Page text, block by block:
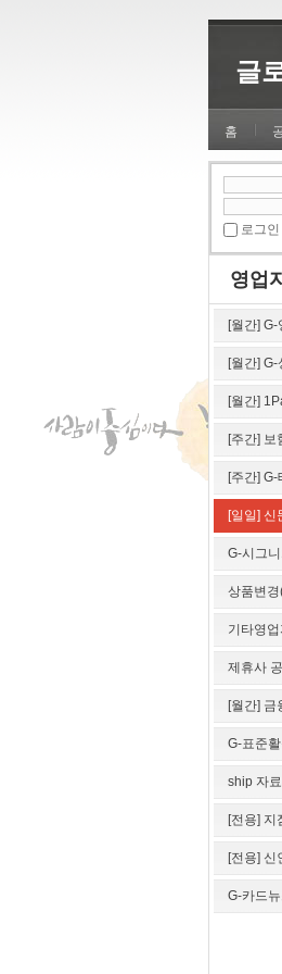
글
홈
로그인
영업
[월간]
[월간]
[월간]
[주간] 보
[주간]
[일일] 신
G-시그
상품변
기타영
제휴사
[월간] 금
G-표준
ship 자
[전용] 지
[전용] 신
G-카드
Sketchbook5,
Sketchbook5,
Sketchbook5,
Sketchbook5,